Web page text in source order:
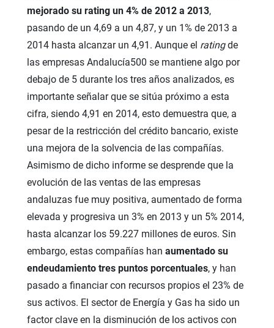
mejorado su rating un 4% de 2012 a 2013,
pasando de un 4,69 a un 4,87, y un 1% de 2013 a
2014 hasta alcanzar un 4,91. Aunque el ratingde
las empresas Andalucía500 se mantiene algo por
debajo de 5 durante los tres años analizados, es
importante señalar que se sitúa próximo a esta
cifra, siendo 4,91 en 2014, esto demuestra que, a
pesar de la restricción del crédito bancario, existe
una mejora de la solvencia de las compañías.
Asimismo de dicho informe se desprende que la
evolución de las ventas de las empresas
andaluzas fue muy positiva, aumentado de forma
elevada y progresiva un 3% en 2013 y un 5% 2014,
hasta alcanzar los 59.227 millones de euros. Sin
embargo, estas compañías han aumentado su
endeudamiento tres puntos porcentuales, y han
pasado a financiar con recursos propios el 23% de
sus activos. El sector de Energía y Gas ha sido un
factor clave en la disminución de los activos con